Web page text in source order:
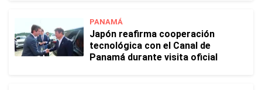
PANAMÁ
Japón reafirma cooperación
tecnológica con el Canal de
Panamá durante visita oficial